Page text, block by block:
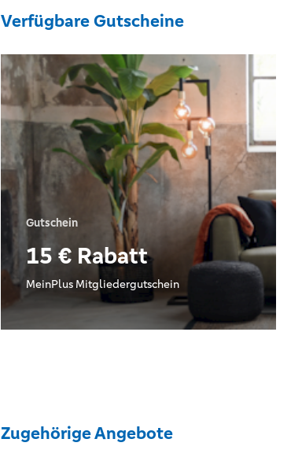
Verfügbare Gutscheine
Gutschein
15 € Rabatt
MeinPlus Mitgliedergutschein
Zugehörige Angebote